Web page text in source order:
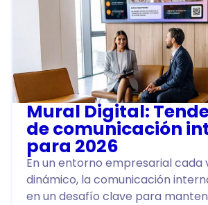
Mural Digital:
de comunicación
para 2026
En un entorno empresarial cada
dinámico, la comunicación
en un desafío clave para